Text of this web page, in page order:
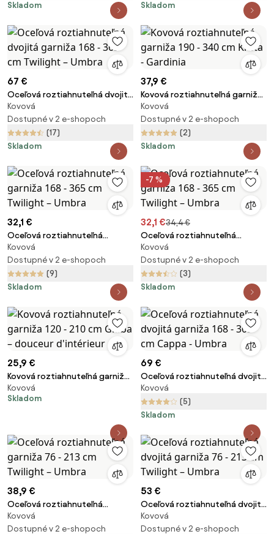
Skladom
Skladom
67 €
Oceľová roztiahnuteľná dvojitá
garniža 168 - 365 cm Twilight –
Umbra
Kovová
Dostupné v 2 e-shopoch
(17)
Skladom
37,9 €
Kovová roztiahnuteľná garniža
190 - 340 cm Kreta - Gardinia
Kovová
Dostupné v 2 e-shopoch
(2)
Skladom
32,1 €
Oceľová roztiahnuteľná
garniža 168 - 365 cm Twilight –
Umbra
Kovová
Dostupné v 2 e-shopoch
(9)
Skladom
-7 %
32,1 €34,4 €
Oceľová roztiahnuteľná
garniža 168 - 365 cm Twilight –
Umbra
Kovová
Dostupné v 2 e-shopoch
(3)
Skladom
25,9 €
Kovová roztiahnuteľná garniža
120 - 210 cm Globa – douceur
d'intérieur
Kovová
Skladom
69 €
Oceľová roztiahnuteľná dvojitá
garniža 168 - 305 cm Cappa -
Umbra
Kovová
(5)
Skladom
38,9 €
Oceľová roztiahnuteľná
garniža 76 - 213 cm Twilight –
Umbra
Kovová
Dostupné v 2 e-shopoch
53 €
Oceľová roztiahnuteľná dvojitá
garniža 76 - 213 cm Twilight –
Umbra
Kovová
Dostupné v 2 e-shopoch